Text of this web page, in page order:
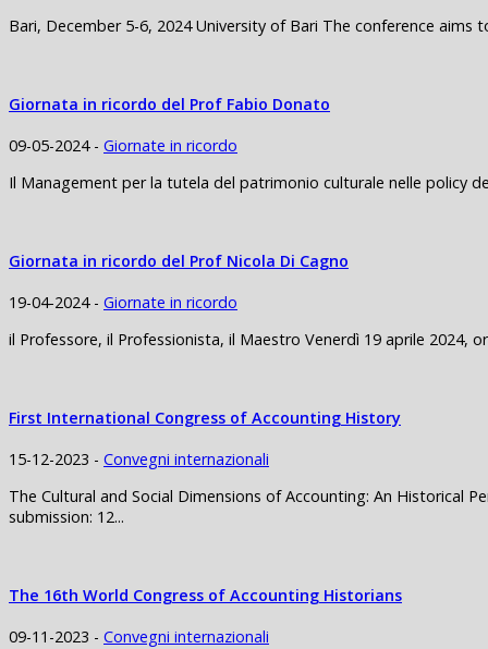
Bari, December 5-6, 2024 University of Bari The conference
Giornata in ricordo del Prof Fabio Donato
09-05-2024 - Giornate in ricordo
Il Management per la tutela del patrimonio culturale nelle policy
Giornata in ricordo del Prof Nicola Di Cagno
19-04-2024 - Giornate in ricordo
il Professore, il Professionista, il Maestro Venerdì 19 aprile 2024,
First International Congress of Accounting History
15-12-2023 - Convegni internazionali
The Cultural and Social Dimensions of Accounting: An Historical
submission: 12...
The 16th World Congress of Accounting Historians
09-11-2023 - Convegni internazionali